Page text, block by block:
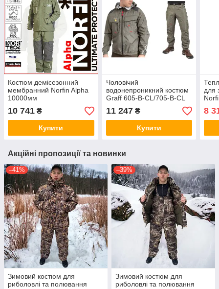
Костюм демісезонний
мембранний Norfin Alpha
10000мм
10 741 ₴
Купити
Чоловічий
водонепроникний костюм
Graff 605-B-CL/705-B-CL
(10000 мм)
11 247₴
Купити
для
8
Акційні пропозиції та новинки
–41%
Зимовий костюм для
риболовлі та полювання
–39%
Зимовий костюм для
риболовлі та полювання